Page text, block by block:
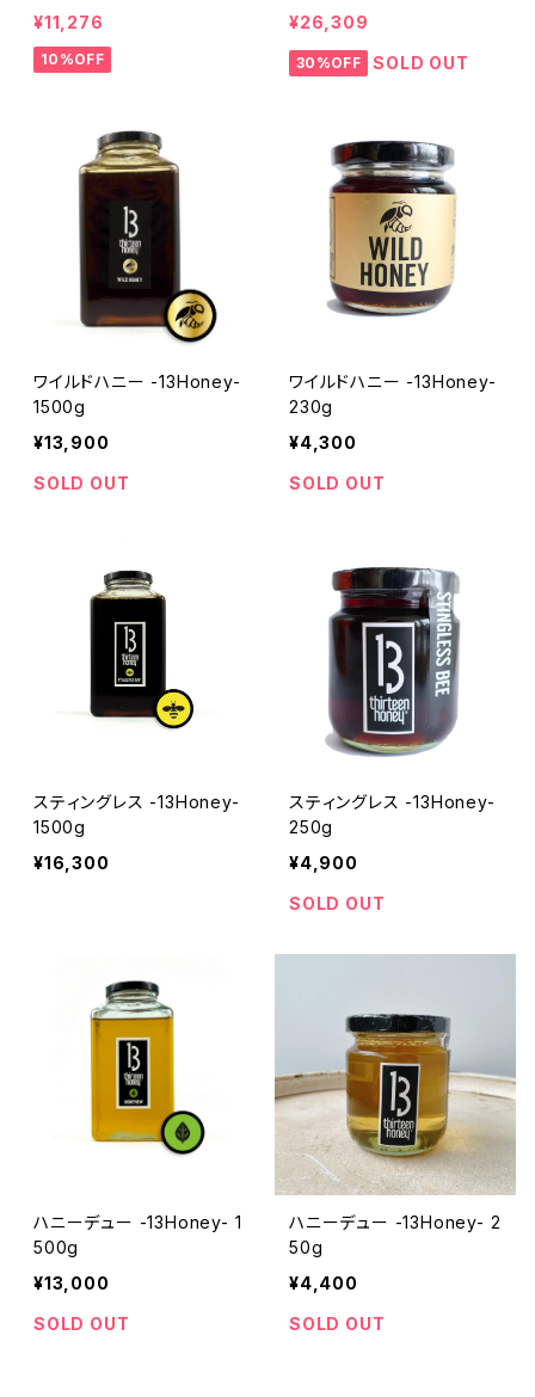
フローラル -13Honey- ３０
本入りボックス
¥11,276
10%OFF
MELI AROGOS マルチフ
ローラル -13Honey- ３０
本入りボックス
¥26,309
30%OFF SOLD OUT
ワイルドハニー -13Honey-
1500g
¥13,900
SOLD OUT
ワイルドハニー -13Honey-
230g
¥4,300
SOLD OUT
スティングレス -13Honey-
1500g
¥16,300
スティングレス -13Honey-
250g
¥4,900
SOLD OUT
ハニーデュー -13Honey- 1
500g
¥13,000
SOLD OUT
ハニーデュー -13Honey- 2
50g
¥4,400
SOLD OUT